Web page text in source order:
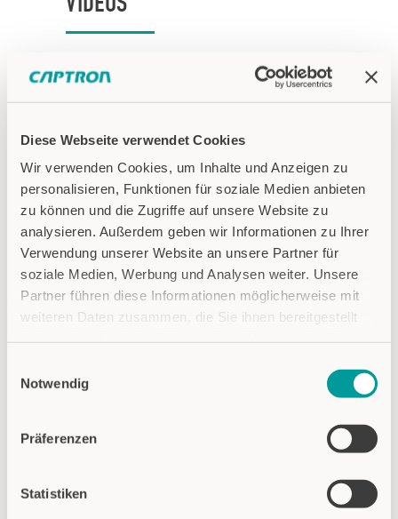
Diese Webseite verwendet Cookies
Wir verwenden Cookies, um Inhalte und Anzeigen zu
personalisieren, Funktionen für soziale Medien anbieten
zu können und die Zugriffe auf unsere Website zu
analysieren. Außerdem geben wir Informationen zu Ihrer
Verwendung unserer Website an unsere Partner für
soziale Medien, Werbung und Analysen weiter. Unsere
Partner führen diese Informationen möglicherweise mit
weiteren Daten zusammen, die Sie ihnen bereitgestellt
Notwendig
Präferenzen
Statistiken
Was bedeutet Pick-by-Light?
Effizient und fehlerfrei kommissionieren
Mehr erfahren im Video.
Zum Video
Pick-by-Light Kommissionierung